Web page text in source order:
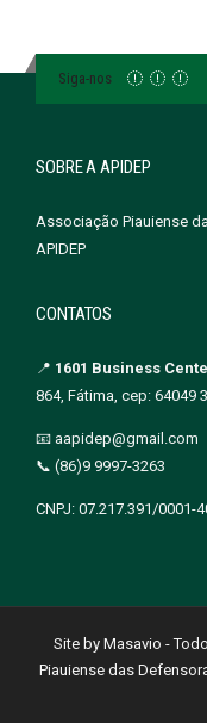
Siga-nos
SOBRE A APIDEP
Associação Piauiense
APIDEP
CONTATOS
📍 1601 Business
864, Fátima, cep: 64049
📧 aapidep@gmail.com
📞 (86)9 9997-3263
CNPJ: 07.217.391/0001-
Site by Masavio -
Piauiense das